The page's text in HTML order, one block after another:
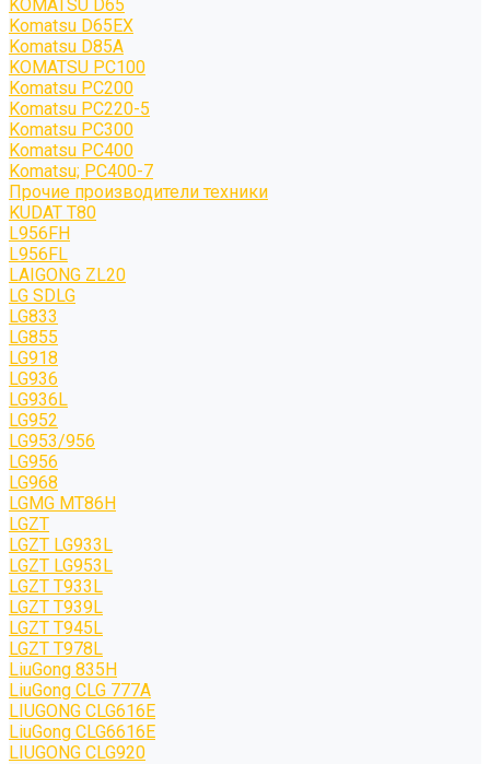
KOMATSU D65
Komatsu D65EX
Komatsu D85A
KOMATSU PC100
Komatsu PC200
Komatsu PC220-5
Komatsu PC300
Komatsu PC400
Komatsu; PC400-7
Прочие производители техники
KUDAT T80
L956FH
L956FL
LAIGONG ZL20
LG SDLG
LG833
LG855
LG918
LG936
LG936L
LG952
LG953/956
LG956
LG968
LGMG MT86H
LGZT
LGZT LG933L
LGZT LG953L
LGZT T933L
LGZT T939L
LGZT T945L
LGZT T978L
LiuGong 835H
LiuGong CLG 777A
LIUGONG CLG616E
LiuGong CLG6616E
LIUGONG CLG920